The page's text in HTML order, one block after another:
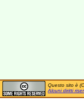
Questo sito è
Alcuni diritti